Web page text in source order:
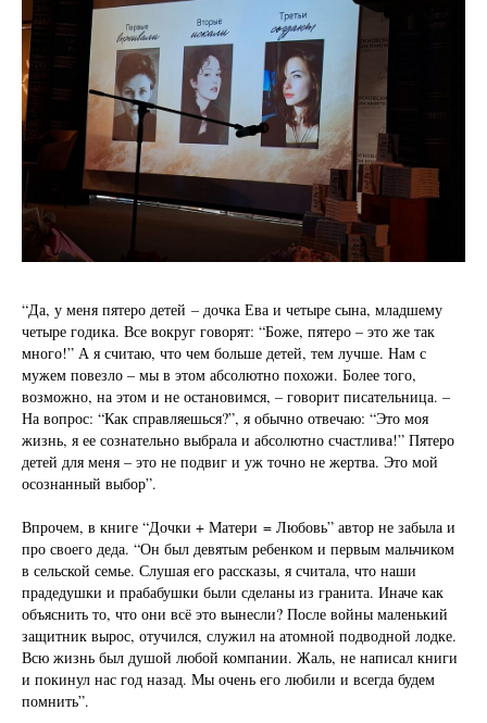
“Да, у меня пятеро детей – дочка Ева и четыре сына, младшему
четыре годика. Все вокруг говорят: “Боже, пятеро – это же так
много!” А я считаю, что чем больше детей, тем лучше. Нам с
мужем повезло – мы в этом абсолютно похожи. Более того,
возможно, на этом и не остановимся, – говорит писательница. –
На вопрос: “Как справляешься?”, я обычно отвечаю: “Это моя
жизнь, я ее сознательно выбрала и абсолютно счастлива!” Пятеро
детей для меня – это не подвиг и уж точно не жертва. Это мой
осознанный выбор”.
Впрочем, в книге “Дочки + Матери = Любовь” автор не забыла и
про своего деда. “Он был девятым ребенком и первым мальчиком
в сельской семье. Слушая его рассказы, я считала, что наши
прадедушки и прабабушки были сделаны из гранита. Иначе как
объяснить то, что они всё это вынесли? После войны маленький
защитник вырос, отучился, служил на атомной подводной лодке.
Всю жизнь был душой любой компании. Жаль, не написал книги
и покинул нас год назад. Мы очень его любили и всегда будем
помнить”.